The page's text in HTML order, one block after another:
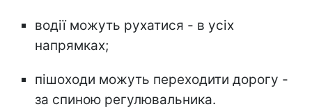
водії можуть рухатися - в усіх
напрямках;
пішоходи можуть переходити дорогу -
за спиною регулювальника.